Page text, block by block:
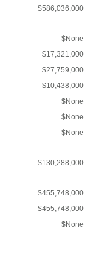
$586,036,000
$None
$17,321,000
$27,759,000
$10,438,000
$None
$None
$None
$130,288,000
$455,748,000
$455,748,000
$None